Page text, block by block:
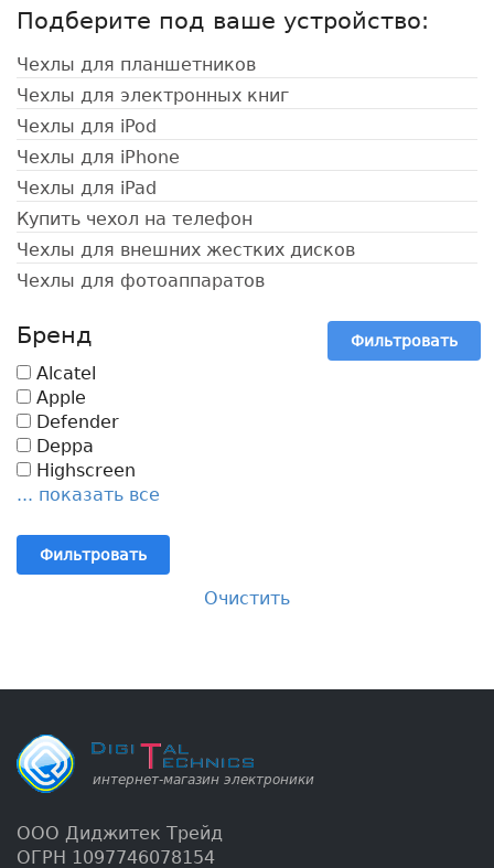
Подберите под ваше устройство:
Чехлы для планшетников
Чехлы для электронных книг
Чехлы для iPod
Чехлы для iPhone
Чехлы для iPad
Купить чехол на телефон
Чехлы для внешних жестких дисков
Чехлы для фотоаппаратов
Фильтровать
Бренд
Alcatel
Apple
Defender
Deppa
Highscreen
... показать все
Фильтровать
Очистить
ООО Диджитек Трейд
ОГРН 1097746078154